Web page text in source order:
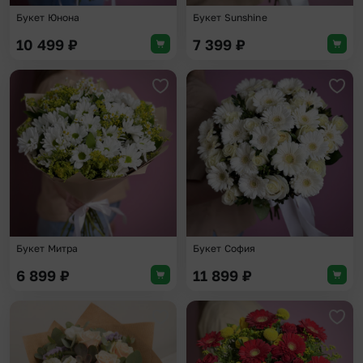
Букет Юнона
10 499 ₽
Букет Sunshine
7 399 ₽
Добавить в избранное
Букет Митра
6 899 ₽
Букет София
11 899 ₽
Добавить в избранное